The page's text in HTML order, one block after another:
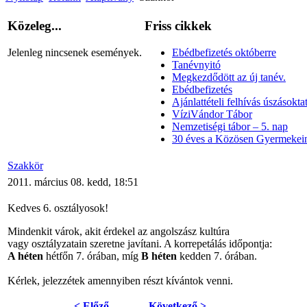
Közeleg...
Jelenleg nincsenek események.
Friss cikkek
Ebédbefizetés októberre
Tanévnyitó
Megkezdődött az új tanév.
Ebédbefizetés
Ajánlattételi felhívás
VíziVándor Tábor
Nemzetiségi tábor – 5. nap
30 éves a Közösen
Szakkör
2011. március 08. kedd, 18:51
Kedves 6. osztályosok!
Mindenkit várok, akit érdekel az angolszász kultúra
vagy osztályzatain szeretne javítani. A korrepetálás időpontja:
A héten hétfőn 7. órában, míg B héten kedden 7. órában.
Kérlek, jelezzétek amennyiben részt kívántok venni.